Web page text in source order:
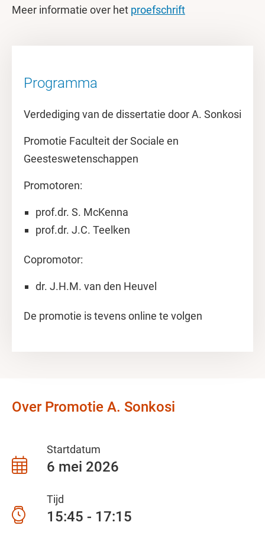
Meer informatie over het proefschrift
Programma
Verdediging van de dissertatie door A. Sonkosi
Promotie Faculteit der Sociale en
Geesteswetenschappen
Promotoren:
prof.dr. S. McKenna
prof.dr. J.C. Teelken
Copromotor:
dr. J.H.M. van den Heuvel
De promotie is tevens online te volgen
Over Promotie A. Sonkosi
Startdatum
6 mei 2026
Tijd
15:45 - 17:15